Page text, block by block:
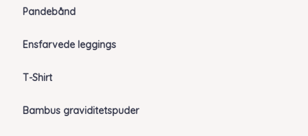
Pandebånd
Ensfarvede leggings
T-Shirt
Bambus graviditetspuder